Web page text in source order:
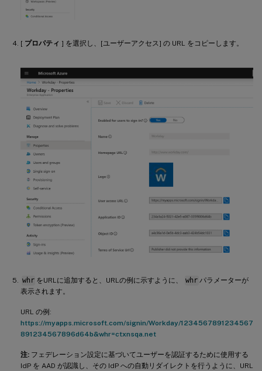
[ プロパティ ] を選択し、[ユーザーアクセス] の URL をコピーします。
whr をURLに追加すると、URLの例に示すように、 whr パラメーターが
表示されます。
URL の例:
https://myapps.microsoft.com/signin/Workday/1234567891234567
891234567896d64b&whr=ctxnsqa.net
注: フェデレーション設定に基づいてユーザーを認証するために使用する
IdP を AAD が認識し、その IdP への自動リダイレクトを行うように、URL